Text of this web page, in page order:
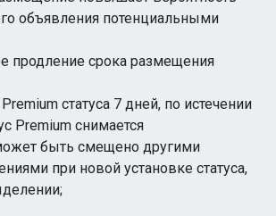
объявления потенциальными
продление срока размещения
статуса 7 дней, по истечении
Premium снимается
быть смещено другими
при новой установке статуса,